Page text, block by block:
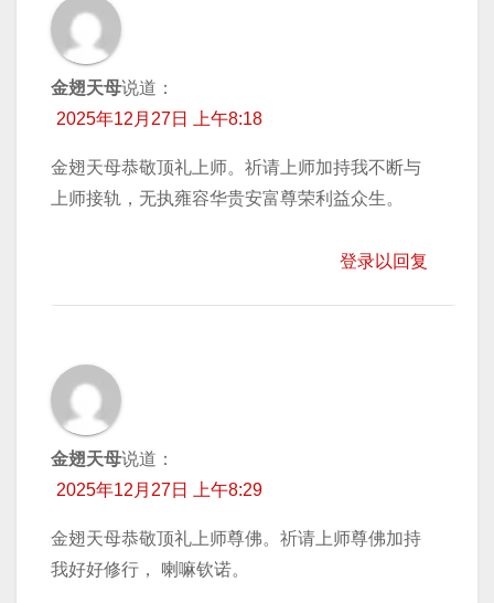
金翅天母说道：
2025年12月27日 上午8:18
金翅天母恭敬顶礼上师。祈请上师加持我不断与
上师接轨，无执雍容华贵安富尊荣利益众生。
登录以回复
金翅天母说道：
2025年12月27日 上午8:29
金翅天母恭敬顶礼上师尊佛。祈请上师尊佛加持
我好好修行， 喇嘛钦诺。